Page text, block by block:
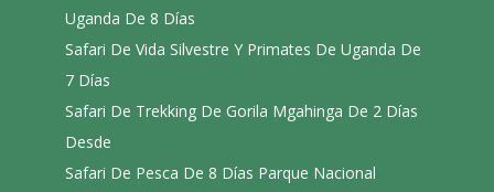
Uganda De 8 Días
Safari De Vida Silvestre Y Primates De Uganda De
7 Días
Safari De Trekking De Gorila Mgahinga De 2 Días
Desde
Safari De Pesca De 8 Días Parque Nacional